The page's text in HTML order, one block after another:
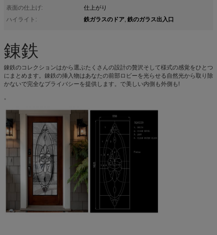
表面の仕上げ:
仕上がり
ハイライト:
鉄ガラスのドア, 鉄のガラス出入口
錬鉄
錬鉄のコレクションはから選ぶたくさんの設計の贅沢そして様式の感覚をひとつ
にまとめます。錬鉄の挿入物はあなたの前部ロビーを光らせる自然光から取り除
かないで完全なプライバシーを提供します。で美しい内側も外側も!
。